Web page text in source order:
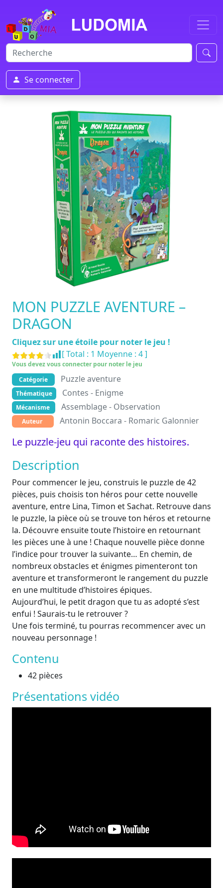
Se connecter
MON PUZZLE AVENTURE –
DRAGON
Cliquez sur une étoile pour noter le jeu !
[ Total : 1 Moyenne : 4]
Vous devez vous connecter pour noter le jeu
Catégorie
Puzzle aventure
Thématique Contes - Enigme
Mécanisme Assemblage - Observation
Auteur Antonin Boccara - Romaric Galonnier
Le puzzle-jeu qui raconte des histoires.
Description
Pour commencer le jeu, construis le puzzle de 42
pièces, puis choisis ton héros pour cette nouvelle
aventure, entre Lina, Timon et Sachat. Retrouve dans
le puzzle, la pièce où se trouve ton héros et retourne
la. Découvre ensuite toute l’histoire en retournant
les pièces une à une ! Chaque nouvelle pièce donne
l’indice pour trouver la suivante… En chemin, de
nombreux obstacles et énigmes pimenteront ton
aventure et transformeront le rangement du puzzle
en une multitude d’histoires épiques.
Aujourd’hui, le petit dragon que tu as adopté s’est
enfui ! Saurais-tu le retrouver ?
Une fois terminé, tu pourras recommencer avec un
nouveau personnage !
Contenu
42 pièces
Présentations vidéo